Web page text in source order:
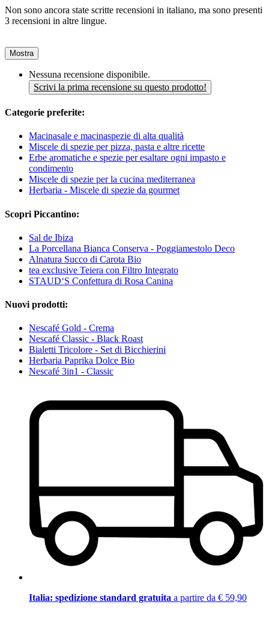
Non sono ancora state scritte recensioni in italiano, ma sono presenti
3 recensioni in altre lingue.
Mostra
Nessuna recensione disponibile.
Scrivi la prima recensione su questo prodotto!
Categorie preferite:
Macinasale e macinaspezie di alta qualità
Miscele di spezie per pizza, pasta e altre ricette
Erbe aromatiche e spezie per esaltare ogni impasto e
condimento
Miscele di spezie per la cucina mediterranea
Herbaria - Miscele di spezie da gourmet
Scopri Piccantino:
Sal de Ibiza
La Porcellana Bianca Conserva - Poggiamestolo Deco
Alnatura Succo di Carota Bio
tea exclusive Teiera con Filtro Integrato
STAUD‘S Confettura di Rosa Canina
Nuovi prodotti:
Nescafé Gold - Crema
Nescafé Classic - Black Roast
Bialetti Tricolore - Set di Bicchierini
Herbaria Paprika Dolce Bio
Nescafé 3in1 - Classic
Italia: spedizione standard gratuita a partire da € 59,90